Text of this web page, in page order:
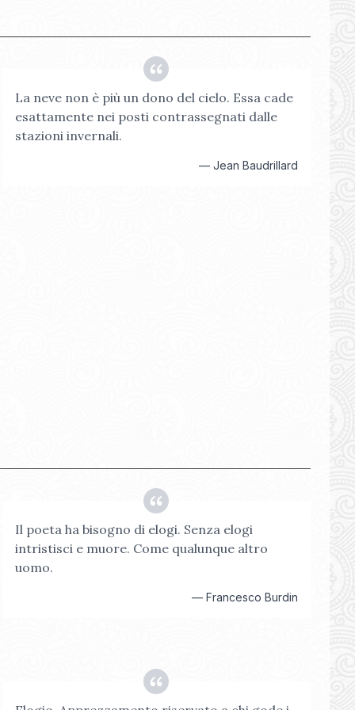
La neve non è più un dono del cielo. Essa cade
esattamente nei posti contrassegnati dalle
stazioni invernali.
— Jean Baudrillard
Il poeta ha bisogno di elogi. Senza elogi
intristisci e muore. Come qualunque altro
uomo.
— Francesco Burdin